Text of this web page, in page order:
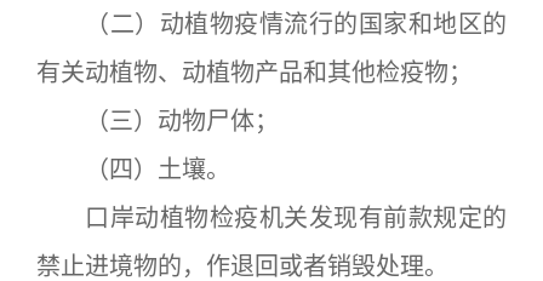
（二）动植物疫情流行的国家和地区的
有关动植物、动植物产品和其他检疫物；
（三）动物尸体；
（四）土壤。
口岸动植物检疫机关发现有前款规定的
禁止进境物的，作退回或者销毁处理。